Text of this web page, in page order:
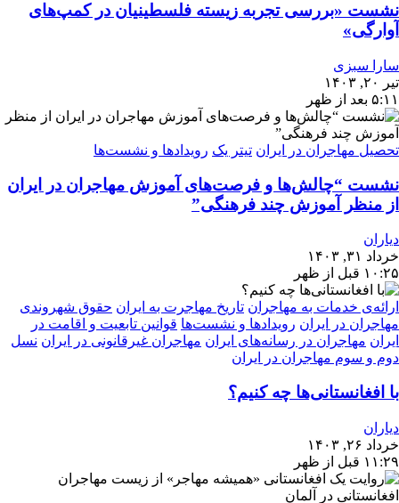
نشست «بررسی تجربه‌ زیسته فلسطینیان در کمپ‌های
آوارگی»
سارا سبزی
تیر ۲۰, ۱۴۰۳
۵:۱۱ بعد از ظهر
تحصیل مهاجران در ایران تیتر یک رویدادها و نشست‌ها
نشست “چالش‌ها و فرصت‌های آموزش مهاجران در ایران
از منظر آموزش چند فرهنگی”
دیاران
خرداد ۳۱, ۱۴۰۳
۱۰:۲۵ قبل از ظهر
ارائه‌ی خدمات به مهاجران تاریخ مهاجرت به ایران حقوق شهروندی
مهاجران در ایران رویدادها و نشست‌ها قوانین تابعیت و اقامت در
ایران مهاجران در رسانه‌های ایران مهاجران غیرقانونی در ایران نسل
دوم و سوم مهاجران در ایران
با افغانستانی‌ها چه کنیم؟
دیاران
خرداد ۲۶, ۱۴۰۳
۱۱:۲۹ قبل از ظهر